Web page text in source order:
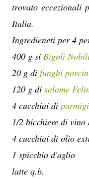
trovato eccezionali
Italia.
Ingredieneti per 4
400 g si Bigoli
20 g di funghi
120 g di salame
4 cucchiai di
1/2 bicchiere di vino
4 cucchiai di olio
1 spicchio d'aglio
latte q.b.